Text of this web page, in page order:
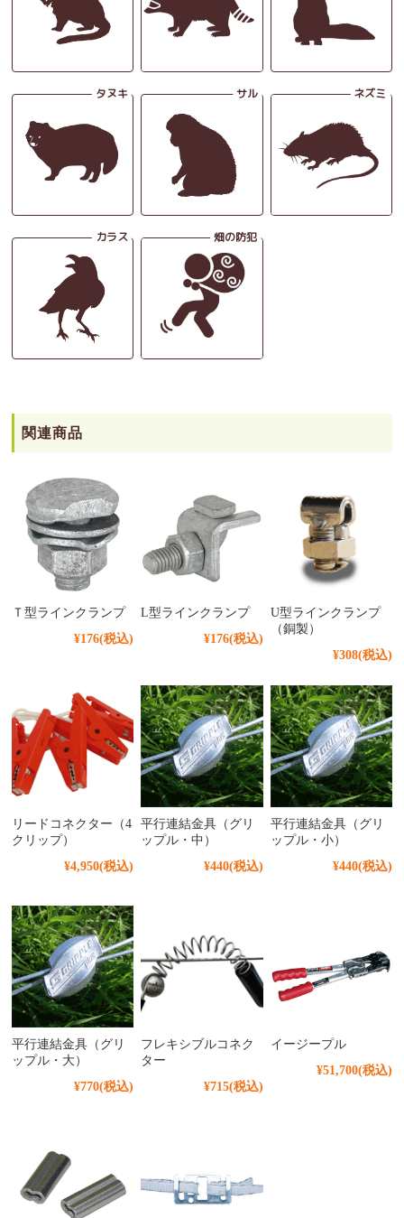
関連商品
Ｔ型ラインクランプ
¥176(税込)
L型ラインクランプ
¥176(税込)
U型ラインクランプ
（銅製）
¥308(税込)
リードコネクター（4
クリップ）
¥4,950(税込)
平行連結金具（グリ
ップル・中）
¥440(税込)
平行連結金具（グリ
ップル・小）
¥440(税込)
平行連結金具（グリ
ップル・大）
¥770(税込)
フレキシブルコネク
ター
¥715(税込)
イージープル
¥51,700(税込)